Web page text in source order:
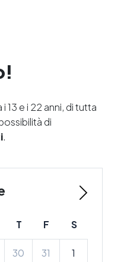
13 e i 22 anni, di tutta
di
.
T F S
30 31 1